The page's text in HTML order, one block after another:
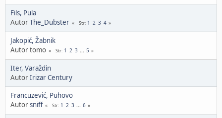
Fils, Pula
AutorThe_Dubster Str 1 2 3 4
Jakopić, Žabnik
Autor tomo
Str 1 2 3 ... 5
Iter, Varaždin
AutorIrizar Century
Francuzević, Puhovo
Autorsniff Str 1 2 3 ... 6